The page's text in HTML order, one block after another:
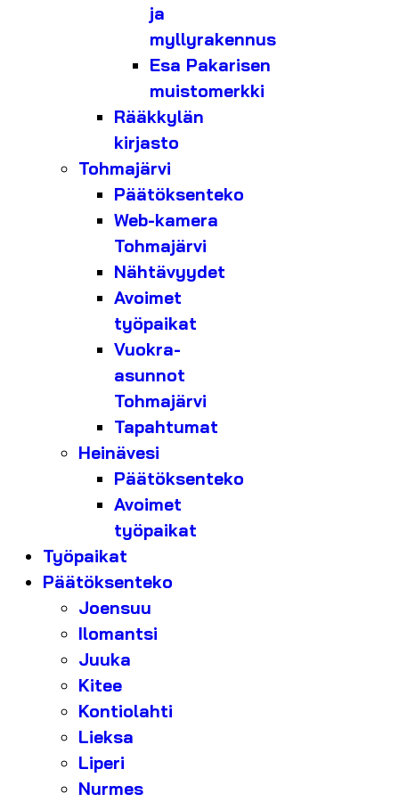
ja
myllyrakennus
Esa Pakarisen
muistomerkki
Rääkkylän
kirjasto
Tohmajärvi
Päätöksenteko
Web-kamera
Tohmajärvi
Nähtävyydet
Avoimet
työpaikat
Vuokra-
asunnot
Tohmajärvi
Tapahtumat
Heinävesi
Päätöksenteko
Avoimet
työpaikat
Työpaikat
Päätöksenteko
Joensuu
Ilomantsi
Juuka
Kitee
Kontiolahti
Lieksa
Liperi
Nurmes